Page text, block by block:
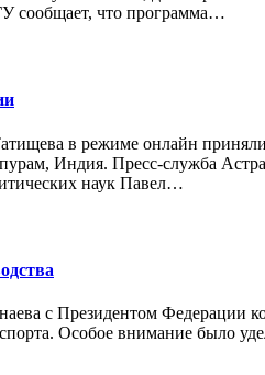
сообщает, что программа…
в режиме онлайн
Индия. Пресс-служба
наук Павел…
с Президентом Федерации
Особое внимание было